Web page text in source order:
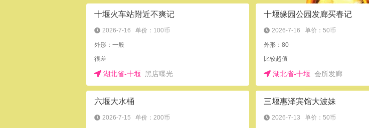
十堰火车站附近不爽记
2026-7-16 单价：100币
外形：一般
很差
湖北省-十堰 黑店曝光
十堰缘园公园发廊买春记
2026-7-16 单价：50币
外形：80
比较超值
湖北省-十堰会所发廊
六堰大水桶
2026-7-15 单价：200币
三堰惠泽宾馆大波妹
2026-7-13 单价：50币